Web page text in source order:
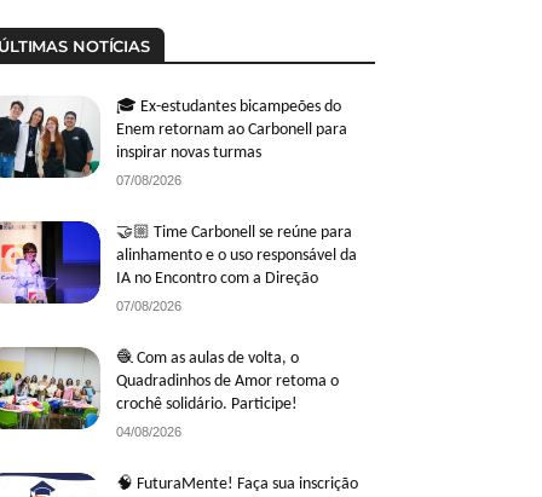
ÚLTIMAS NOTÍCIAS
🎓 Ex-estudantes bicampeões do
Enem retornam ao Carbonell para
inspirar novas turmas
07/08/2026
🤝🏼 Time Carbonell se reúne para
alinhamento e o uso responsável da
IA no Encontro com a Direção
07/08/2026
🧶 Com as aulas de volta, o
Quadradinhos de Amor retoma o
crochê solidário. Participe!
04/08/2026
🧠 FuturaMente! Faça sua inscrição